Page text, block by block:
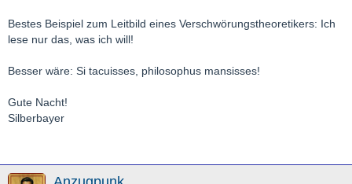
Bestes Beispiel zum Leitbild eines Verschwörungstheoretikers: Ich
lese nur das, was ich will!
Besser wäre: Si tacuisses, philosophus mansisses!
Gute Nacht!
Silberbayer